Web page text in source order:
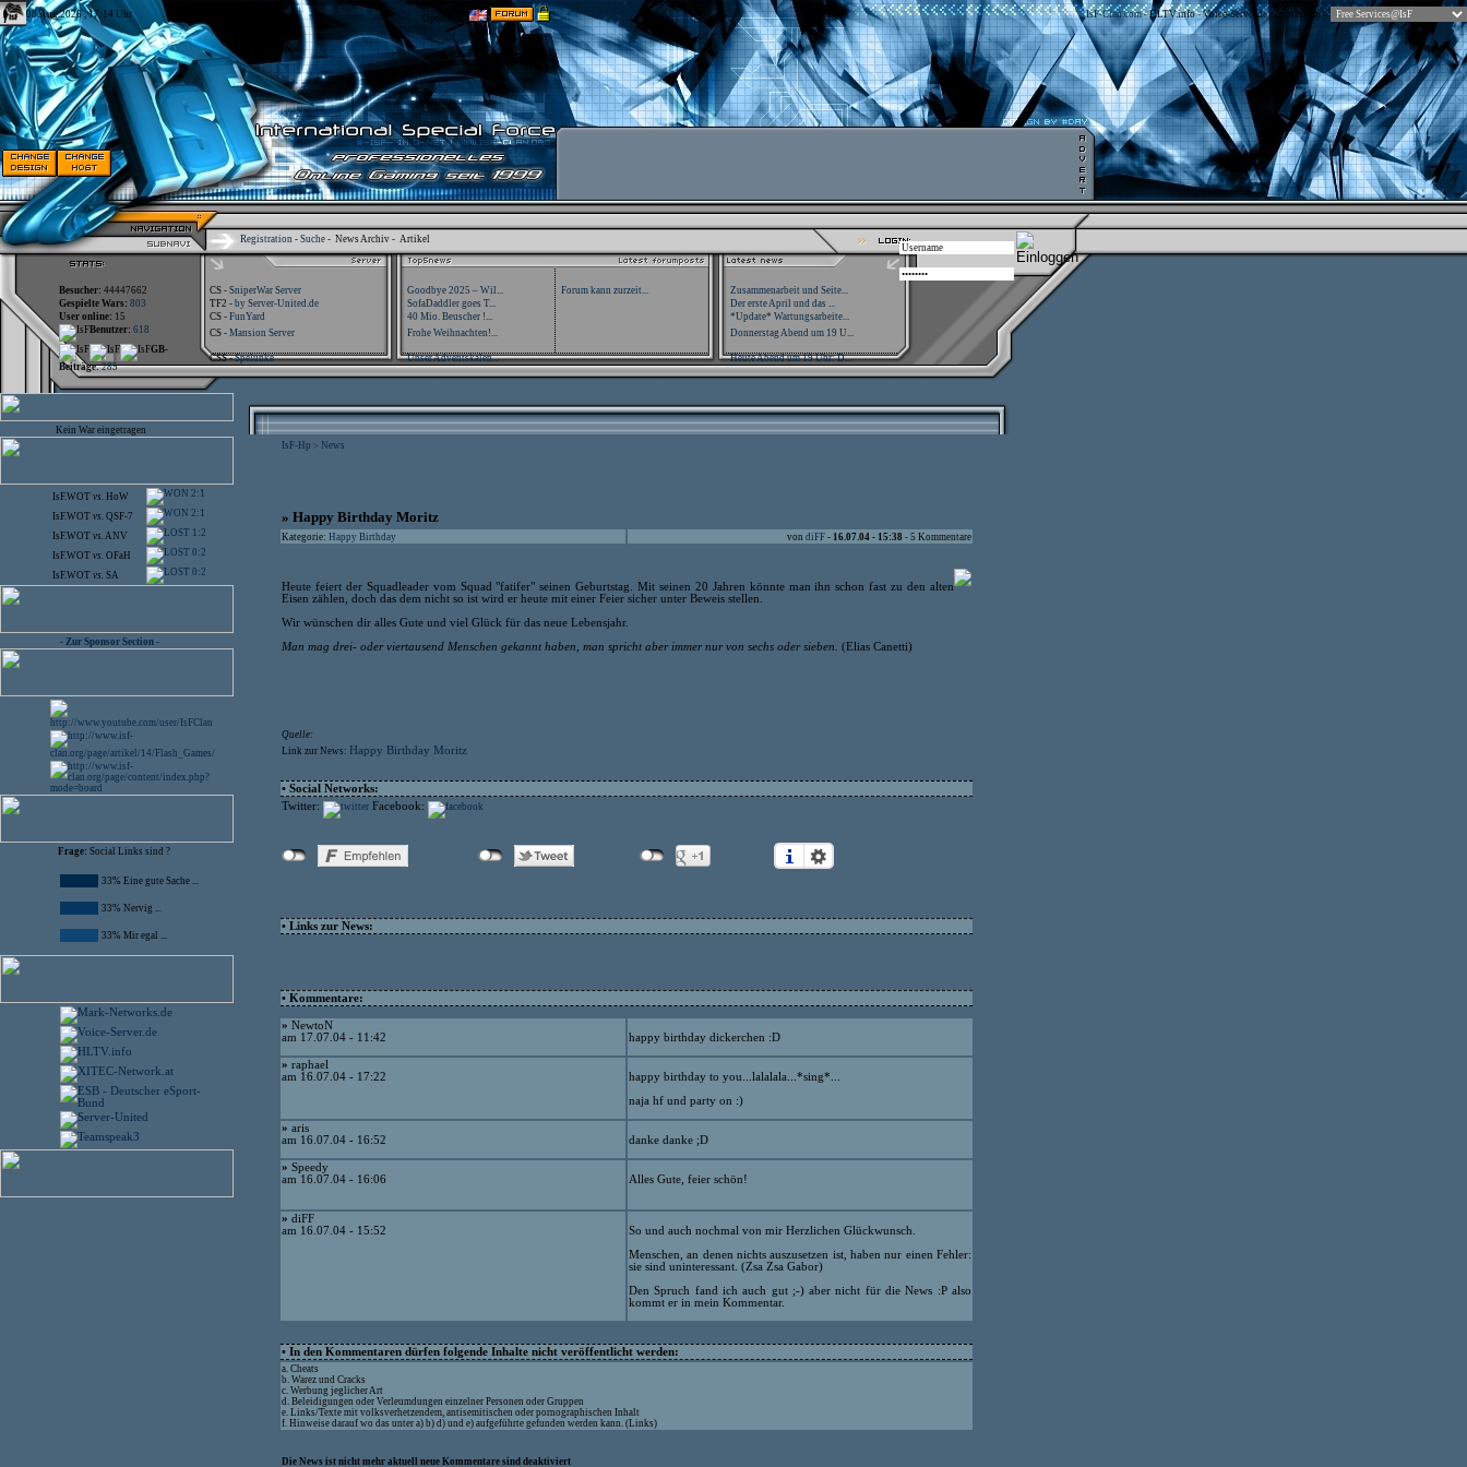
08.Aug.2026 , 17:14 Uhr Optionen: IsF-Clan.com-HLTV.info-Voice-Server.de- Impressum-
Registration - Suche - News Archiv - Artikel
Besucher: 44447662 CS - SniperWar Server Goodbye 2025 – Wil... Forum kann zurzeit...
Zusammenarbeit und Seite...
Gespielte Wars: 803 TF2 - by Server-United.de SofaDaddler goes T...
Der erste April und das ...
User online: 15 CS - FunYard 40 Mio. Beuscher !...
*Update* Wartungsarbeite...
Benutzer: 618 CS - Mansion Server Frohe Weihnachten!...
Donnerstag Abend um 19 U...
GB-
Beiträge: 285
CSS -Spelunke Unser Adventskalen... Heute Abend um 19 Uhr: D...
Kein War eingetragen
IsF.WOT vs. HoW 2:1
IsF.WOT vs. QSF-7 2:1
IsF.WOT vs.ANV 1:2
IsF.WOT vs. OFaH 0:2
IsF.WOT vs. SA 0:2
- Zur Sponsor Section -
Frage: Social Links sind ?
33% Eine gute Sache ...
33% Nervig ...
33% Mir egal ...
IsF-Hp > News
» Happy Birthday Moritz
Kategorie: Happy Birthday von diFF - 16.07.04 - 15:38 - 5 Kommentare
Heute feiert der Squadleader vom Squad "fatifer" seinen Geburtstag. Mit seinen 20 Jahren könnte man ihn schon fast zu den alten
Eisen zählen, doch das dem nicht so ist wird er heute mit einer Feier sicher unter Beweis stellen.
Wir wünschen dir alles Gute und viel Glück für das neue Lebensjahr.
Man mag drei- oder viertausend Menschen gekannt haben, man spricht aber immer nur von sechs oder sieben.
(Elias Canetti)
Quelle:
Link zur News: Happy Birthday Moritz
• Social Networks:
Twitter:
Facebook:
• Links zur News:
• Kommentare:
» NewtoN
am 17.07.04 - 11:42
happy birthday dickerchen :D
» raphael
am 16.07.04 - 17:22
happy birthday to you...lalalala...*sing*...
naja hf und party on :)
» aris
am 16.07.04 - 16:52
danke danke ;D
» Speedy
am 16.07.04 - 16:06
Alles Gute, feier schön!
» diFF
am 16.07.04 - 15:52
So und auch nochmal von mir Herzlichen Glückwunsch.
Menschen, an denen nichts auszusetzen ist, haben nur einen Fehler:
sie sind uninteressant. (Zsa Zsa Gabor)
Den Spruch fand ich auch gut ;-) aber nicht für die News :P also
kommt er in mein Kommentar.
• In den Kommentaren dürfen folgende Inhalte nicht veröffentlicht werden:
a. Cheats
b. Warez und Cracks
c. Werbung jeglicher Art
d. Beleidigungen oder Verleumdungen einzelner Personen oder Gruppen
e. Links/Texte mit volksverhetzendem, antisemitischen oder pornographischen Inhalt
f. Hinweise darauf wo das unter a) b) d) und e) aufgeführte gefunden werden kann. (Links)
Die News ist nicht mehr aktuell neue Kommentare sind deaktiviert